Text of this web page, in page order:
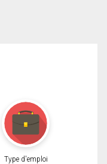
Type d'emploi